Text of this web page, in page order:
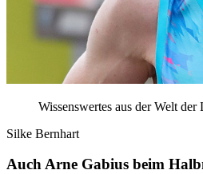
Wissenswertes aus der Welt
Silke Bernhart
Auch Arne Gabius beim